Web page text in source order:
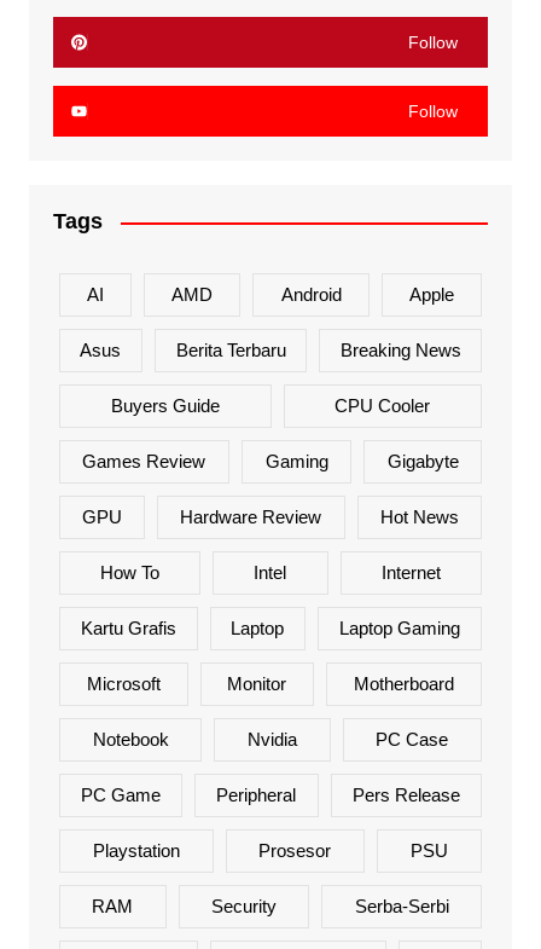
Follow
Follow
Tags
AI AMD Android Apple
Asus Berita Terbaru Breaking News
Buyers Guide CPU Cooler
Games Review Gaming Gigabyte
GPU Hardware Review Hot News
How To Intel Internet
Kartu Grafis Laptop Laptop Gaming
Microsoft Monitor Motherboard
Notebook Nvidia PC Case
PC Game Peripheral Pers Release
Playstation Prosesor PSU
RAM Security Serba-Serbi